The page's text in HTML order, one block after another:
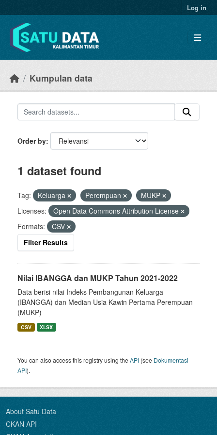
Log in
Kumpulan data
Order by
1 dataset found
Tag: Keluarga Perempuan
MUKP
Licenses:
Open Data Commons Attribution License
Formats:
CSV
Filter Results
Nilai IBANGGA dan MUKP Tahun 2021-2022
Data berisi nilai Indeks Pembangunan Keluarga
(IBANGGA) dan Median Usia Kawin Pertama Perempuan
(MUKP)
CSV XLSX
You can also access this registry using theAPI (see Dokumentasi
API).
About Satu Data
CKAN API